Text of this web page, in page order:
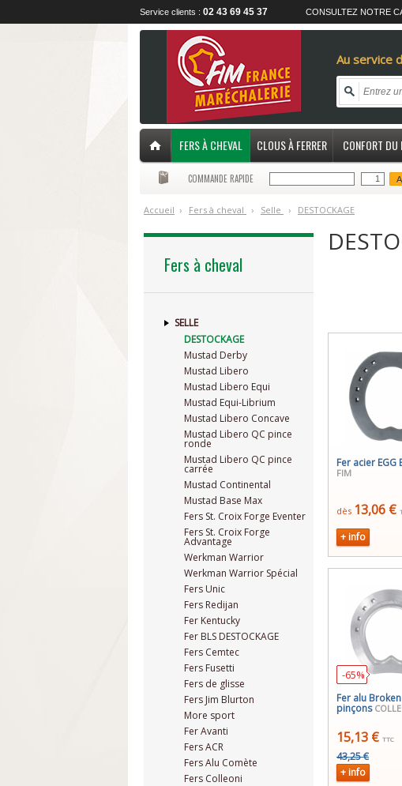
Service clients : 02 43 69 45 37 CONSULTEZ NOTRE
Au service
FERS À CHEVAL CLOUS À FERRER CONFORT
COMMANDE RAPIDE
Accueil › Fers à cheval › Selle › DESTOCKAGE
Fers à cheval
SELLE
DESTOCKAGE
Mustad Derby
Mustad Libero
Mustad Libero Equi
Mustad Equi-Librium
Mustad Libero Concave
Mustad Libero QC pince
ronde
Mustad Libero QC pince
carrée
Mustad Continental
Mustad Base Max
Fers St. Croix Forge Eventer
Fers St. Croix Forge
Advantage
Werkman Warrior
Werkman Warrior Spécial
Fers Unic
Fers Redijan
Fer Kentucky
Fer BLS DESTOCKAGE
Fers Cemtec
Fers Fusetti
Fers de glisse
Fers Jim Blurton
More sport
Fer Avanti
Fers ACR
Fers Alu Comète
Fers Colleoni
Fer acier EGG
FIM
dès 13,06 €
+ info
-65%
Fer alu
pinçons
15,13 € TTC
43,25 €
+ info